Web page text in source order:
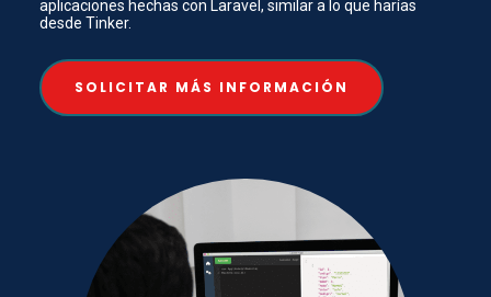
aplicaciones hechas con Laravel, similar a lo que harías
desde Tinker.
SOLICITAR MÁS INFORMACIÓN